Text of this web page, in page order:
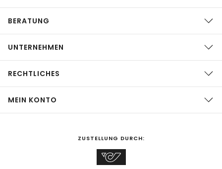
BERATUNG
UNTERNEHMEN
RECHTLICHES
MEIN KONTO
ZUSTELLUNG DURCH: